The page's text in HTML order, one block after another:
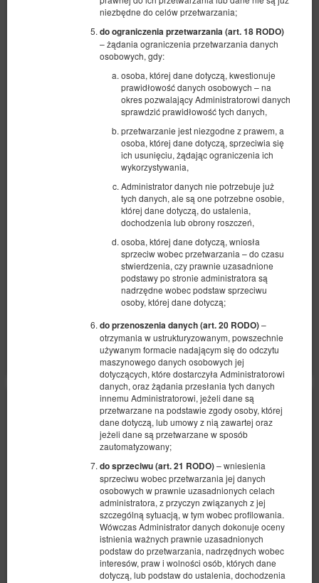
niezbędne do celów przetwarzania;
do ograniczenia przetwarzania (art. 18 RODO)
– żądania ograniczenia przetwarzania danych
osobowych, gdy:
osoba, której dane dotyczą, kwestionuje
prawidłowość danych osobowych – na
okres pozwalający Administratorowi danych
sprawdzić prawidłowość tych danych,
przetwarzanie jest niezgodne z prawem, a
osoba, której dane dotyczą, sprzeciwia się
ich usunięciu, żądając ograniczenia ich
wykorzystywania,
Administrator danych nie potrzebuje już
tych danych, ale są one potrzebne osobie,
której dane dotyczą, do ustalenia,
dochodzenia lub obrony roszczeń,
osoba, której dane dotyczą, wniosła
sprzeciw wobec przetwarzania – do czasu
stwierdzenia, czy prawnie uzasadnione
podstawy po stronie administratora są
nadrzędne wobec podstaw sprzeciwu
osoby, której dane dotyczą;
do przenoszenia danych (art. 20 RODO)–
otrzymania w ustrukturyzowanym, powszechnie
używanym formacie nadającym się do odczytu
maszynowego danych osobowych jej
dotyczących, które dostarczyła Administratorowi
danych, oraz żądania przesłania tych danych
innemu Administratorowi, jeżeli dane są
przetwarzane na podstawie zgody osoby, której
dane dotyczą, lub umowy z nią zawartej oraz
jeżeli dane są przetwarzane w sposób
zautomatyzowany;
do sprzeciwu (art. 21 RODO)– wniesienia
sprzeciwu wobec przetwarzania jej danych
osobowych w prawnie uzasadnionych celach
administratora, z przyczyn związanych z jej
szczególną sytuacją, w tym wobec profilowania.
Wówczas Administrator danych dokonuje oceny
istnienia ważnych prawnie uzasadnionych
podstaw do przetwarzania, nadrzędnych wobec
interesów, praw i wolności osób, których dane
dotyczą, lub podstaw do ustalenia, dochodzenia
Apartament 17, 3-osobowy z balkonem i
pow. 27,00 m
1 sypialnia
1 łóżko pojedyncze (Single), 1 łóżko podwójne (Double), 2 łóżka
444,00 zł
2 osoby / 1 noc
Pokaż oferty